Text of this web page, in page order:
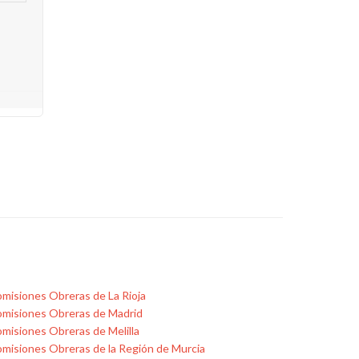
Obreras de La Rioja
Obreras de Madrid
Obreras de Melilla
Obreras de la Región de Murcia